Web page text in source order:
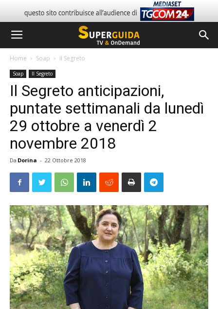
Home Soap Il Segreto
Soap Il Segreto
Il Segreto anticipazioni,
puntate settimanali da lunedì
29 ottobre a venerdì 2
novembre 2018
Da Dorina - 22 Ottobre 2018